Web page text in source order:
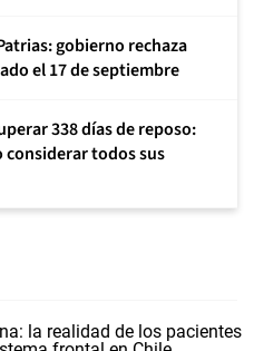
gobierno rechaza
el 17 de septiembre
338 días de reposo:
todos sus